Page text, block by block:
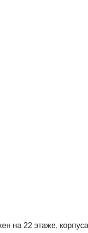
на 22 этаже,